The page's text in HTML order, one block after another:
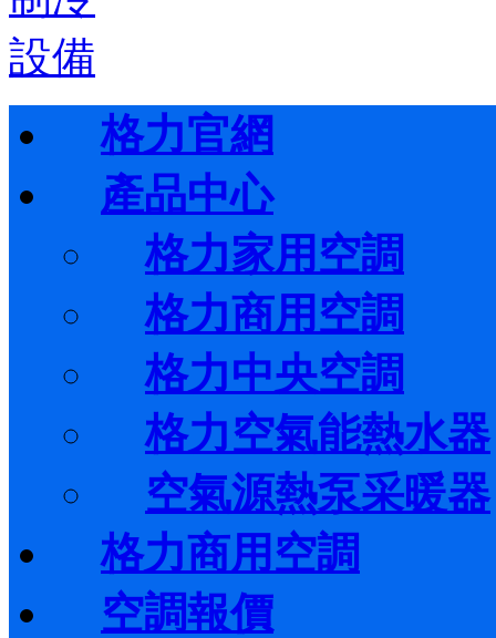
格力官網
產品中心
格力家用空調
格力商用空調
格力中央空調
格力空氣能熱水器
空氣源熱泵采暖器
格力商用空調
空調報價